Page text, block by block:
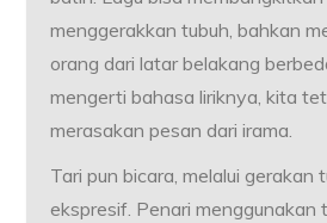
menggerakkan tubuh, bahkan
orang dari latar belakang
mengerti bahasa liriknya, kita
merasakan pesan dari irama.
Tari pun bicara, melalui gerakan
ekspresif. Penari menggunakan